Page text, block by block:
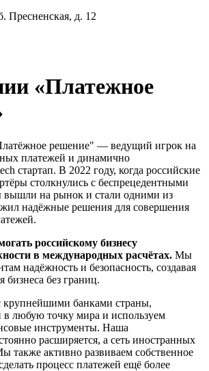
Пресненская, д. 12
«Платежное
решение" — ведущий игрок на
платежей и динамично
стартап. В 2022 году, когда российские
столкнулись с беспрецедентными
вышли на рынок и стали одними из
надёжные решения для совершения
российскому бизнесу
в международных расчётах. Мы
надёжность и безопасность, создавая
бизнеса без границ.
банками страны,
в любую точку мира и используем
инструменты. Наша
расширяется, а сеть иностранных
также активно развиваем собственное
процесс платежей ещё более